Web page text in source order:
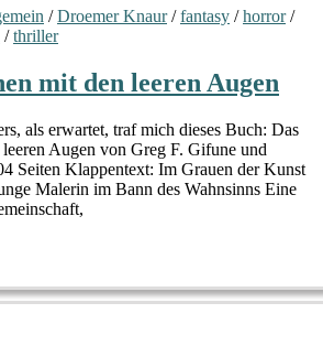
/Droemer Knaur/fantasy /horror/
/thriller
mit den leeren Augen
als erwartet, traf mich dieses Buch: Das
Augen von Greg F. Gifune und
Seiten Klappentext: Im Grauen der Kunst
Malerin im Bann des Wahnsinns Eine